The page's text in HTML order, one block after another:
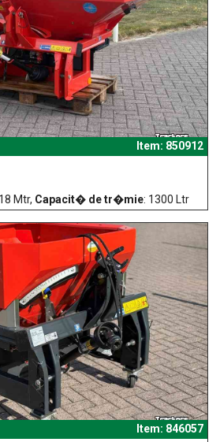
Item: 850912
Mtr, Capacit� de tr�mie: 1300 Ltr
Item: 846057